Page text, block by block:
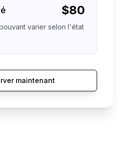
$80
varier selon l'état
maintenant